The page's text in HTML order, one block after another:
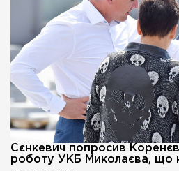
Сєнкевич попросив
роботу УКБ Миколаєва, що